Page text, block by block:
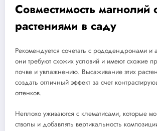
Совместимость магнолий
растениями в саду
Рекомендуется сочетать с рододендронами и
они требуют схожих условий и имеют схожие
почве и увлажнению. Высаживание этих
создать отличный эффект за счет
оттенков.
Неплохо уживаются с клематисами, которые
стволы и добавлять вертикальность